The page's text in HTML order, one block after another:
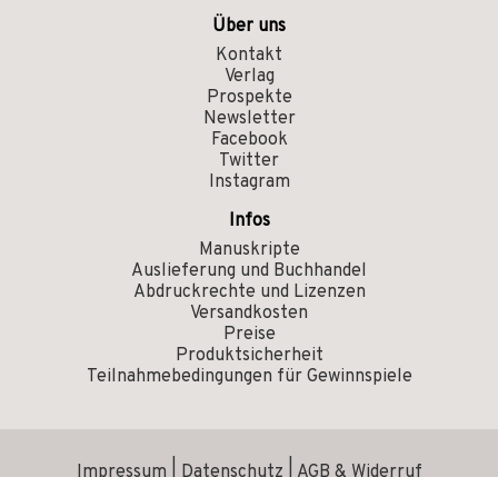
Über uns
Kontakt
Verlag
Prospekte
Newsletter
Facebook
Twitter
Instagram
Infos
Manuskripte
Auslieferung und Buchhandel
Abdruckrechte und Lizenzen
Versandkosten
Preise
Produktsicherheit
Teilnahmebedingungen für Gewinnspiele
Impressum Datenschutz AGB & Widerruf